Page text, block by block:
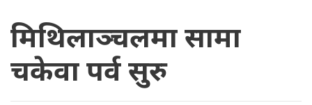
मिथिलाञ्चलमा सामा
चकेवा पर्व सुरु